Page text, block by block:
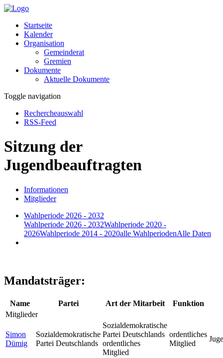
Startseite
Kalender
Organisation
Gemeinderat
Gremien
Dokumente
Aktuelle Dokumente
Toggle navigation
Rechercheauswahl
RSS-Feed
Sitzung der
Jugendbeauftragten
Informationen
Mitglieder
Wahlperiode 2026 - 2032
Wahlperiode 2026 - 2032Wahlperiode 2020 -
2026Wahlperiode 2014 - 2020alle WahlperiodenAlle Daten
Mandatsträger:
Name Partei Art der Mitarbeit
Funktion
Mitglieder
Simon
Dümig
Sozialdemokratische
Partei Deutschlands
Sozialdemokratische
Partei Deutschlands
ordentliches
Mitglied
ordentliches
Mitglied